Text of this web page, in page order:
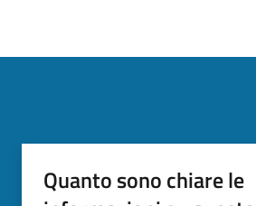
Quanto sono chiare le